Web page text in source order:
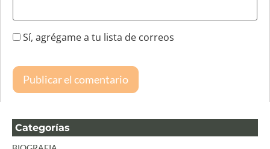
Sí, agrégame a tu lista de correos
Categorías